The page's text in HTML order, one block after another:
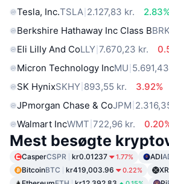
Tesla, Inc.TSLA 2.127,83 kr.
Berkshire Hathaway Inc Class B
Eli Lilly And CoLLY 7.670,23 kr.
Micron Technology IncMU
SK HynixSKHY 893,55 kr.
3.92%
JPmorgan Chase & CoJPM
Walmart IncWMT 722,96 kr.
Mest besøgte
CasperCSPR kr0.01237 1.77% ADI
BitcoinBTC kr419,003.96 0.22%